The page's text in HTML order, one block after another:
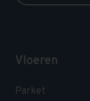
Vloeren
Parket